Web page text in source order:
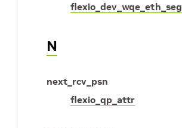
flexio_dev_wqe_eth_seg
N
next_rcv_psn
flexio_qp_attr